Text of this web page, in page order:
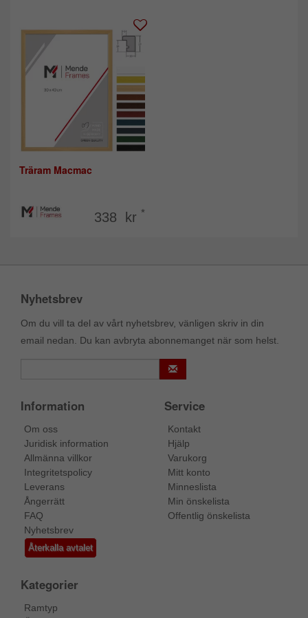
Träram Macmac
338 kr *
Nyhetsbrev
Om du vill ta del av vårt nyhetsbrev, vänligen skriv in din
email nedan. Du kan avbryta abonnemanget när som helst.
Information
Om oss
Juridisk information
Allmänna villkor
Integritetspolicy
Leverans
Ångerrätt
FAQ
Nyhetsbrev
Återkalla avtalet
Service
Kontakt
Hjälp
Varukorg
Mitt konto
Minneslista
Min önskelista
Offentlig önskelista
Kategorier
Ramtyp